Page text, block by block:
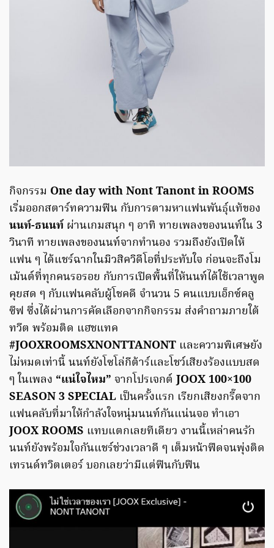
กิจกรรม One day with Nont Tanont in ROOMS
เริ่มออกสตาร์ทความฟิน กับการตามหาแฟนพันธุ์แท้ของ
นนท์-ธนนท์ ผ่านเกมสนุก ๆ อาทิ ทายเพลงของนนท์ใน 3
วินาที ทายเพลงของนนท์จากทำนอง รวมถึงยังเปิดให้
แฟน ๆ ได้แชร์ฉากในมิวสิควิดีโอที่ประทับใจ ก่อนจะถึงโม
เม้นต์ที่ทุกคนรอรอย กับการเปิดพื้นที่ให้นนท์ได้ใช้เวลาพูด
คุยสด ๆ กับแฟนคลับผู้โชคดี จำนวน 5 คนแบบเอ็กซ์คลู
ซีฟ ซึ่งได้ผ่านการคัดเลือกจากกิจกรรม ส่งคำถามภายใต้
ทวีต พร้อมติด แฮชแทค
#JOOXROOMSXNONTTANONT และความพิเศษยัง
ไม่หมดเท่านี้ นนท์ยังโซโล่กีต้าร์และโชว์เสียงร้องแบบสด
ๆ ในเพลง “แน่ใจไหม” จากโปรเจกต์JOOX 100×100
SEASON 3 SPECIAL เป็นครั้งแรก เรียกเสียงกรี๊ดจาก
แฟนคลับที่มาให้กำลังใจหนุ่มนนท์กันแน่นจอ ทำเอา
JOOX ROOMS แทบแตกเลยทีเดียว งานนี้เหล่าคนรัก
นนท์ยังพร้อมใจกันแชร์ช่วงเวลาดี ๆ เต็มหน้าฟีดจนพุ่งติด
เทรนด์ทวิตเตอร์ บอกเลยว่ามีแต่ฟินกับฟิน